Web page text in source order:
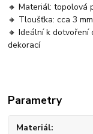
🔸 Materiál: topolová
🔸 Tloušťka: cca 3 mm
🔸 Ideální k dotvoření
dekorací
Parametry
Materiál